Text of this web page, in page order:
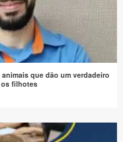
que dão um verdadeiro
filhotes